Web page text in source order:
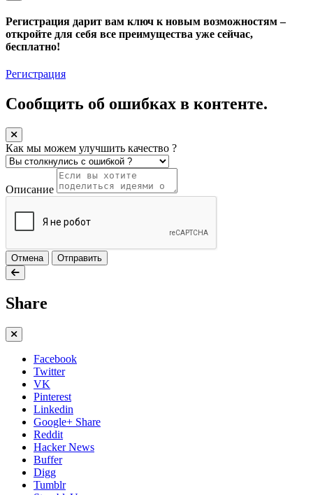
Регистрация дарит вам ключ к новым возможностям –
откройте для себя все преимущества уже сейчас,
бесплатно!
Регистрация
Сообщить об ошибках в контенте.
Как мы можем улучшить качество ?
Описание
Отмена Отправить
Share
Facebook
Twitter
VK
Pinterest
Linkedin
Google+ Share
Reddit
Hacker News
Buffer
Digg
Tumblr